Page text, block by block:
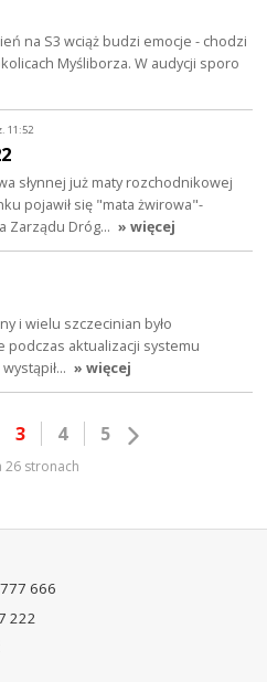
na S3 wciąż budzi emocje - chodzi
Myśliborza. W audycji sporo
11:52
słynnej już maty rozchodnikowej
pojawił się "mata żwirowa"-
Zarządu Dróg… » więcej
i wielu szczecinian było
podczas aktualizacji systemu
» więcej
3 4 5
26 stronach
666
222